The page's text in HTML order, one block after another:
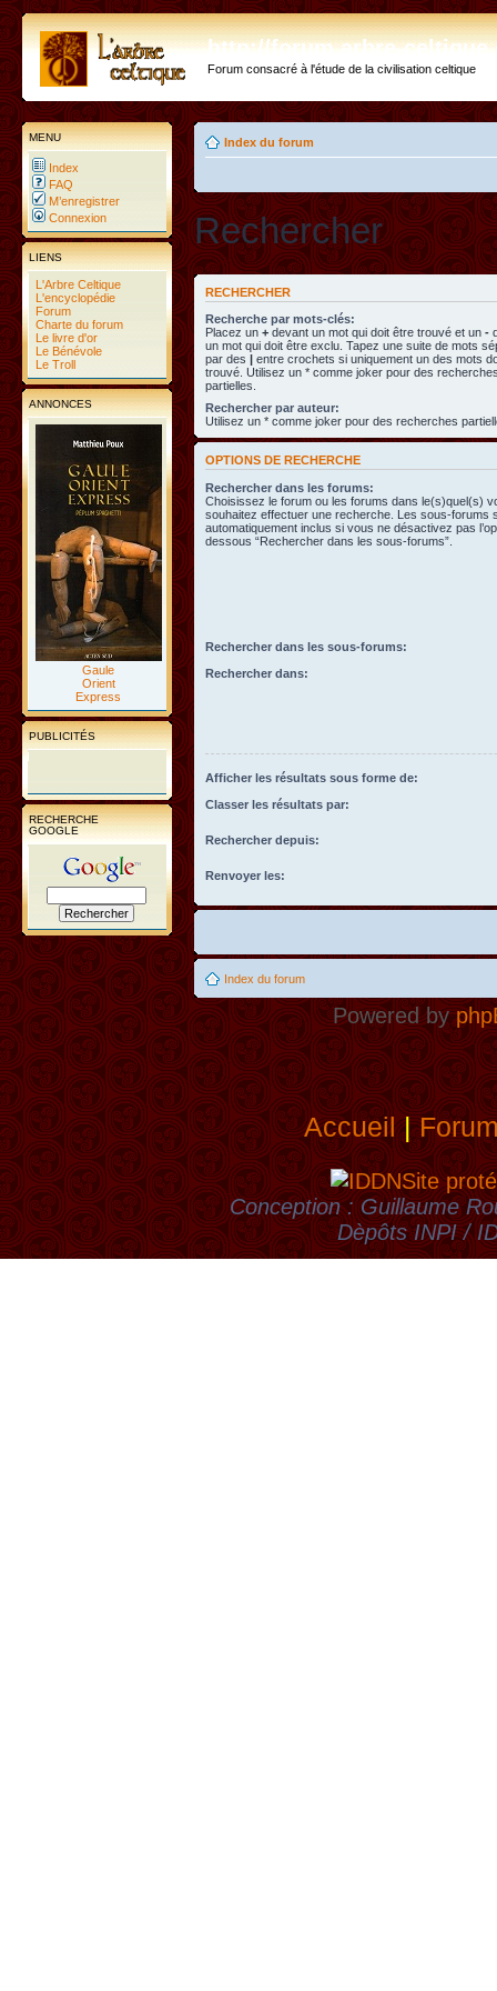
http://forum.arbre-
Forum consacré à l'étude de la civilisation celtique
MENU
Index
FAQ
M’enregistrer
Connexion
LIENS
L'Arbre Celtique
L'encyclopédie
Forum
Charte du forum
Le livre d'or
Le Bénévole
Le Troll
ANNONCES
Gaule
Orient
Express
PUBLICITÉS
RECHERCHE
GOOGLE
Index du forum
Rechercher
RECHERCHER
Recherche par mots-clés:
Placez un + devant un mot qui doit être trouvé et un -
un mot qui doit être exclu. Tapez une suite de mots
par des | entre crochets si uniquement un des mots
trouvé. Utilisez un * comme joker pour des
partielles.
Rechercher par auteur:
Utilisez un * comme joker pour des recherches
OPTIONS DE RECHERCHE
Rechercher dans les forums:
Choisissez le forum ou les forums dans le(s)quel(s)
souhaitez effectuer une recherche. Les sous-forums
automatiquement inclus si vous ne désactivez pas
dessous “Rechercher dans les sous-forums”.
Rechercher dans les sous-forums:
Rechercher dans:
Afficher les résultats sous forme de:
Classer les résultats par:
Rechercher depuis:
Renvoyer les:
Index du forum
Powered by
Accueil|
Site
Conception : Guillaume
Dèpôts INPI /